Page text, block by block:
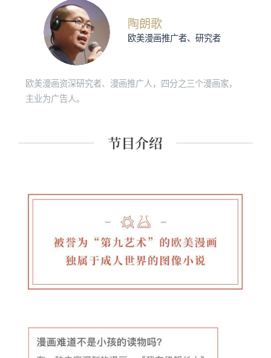
陶朗歌
欧美漫画推广者、研究者
欧美漫画资深研究者、漫画推广人，四分之三个漫画家，
主业为广告人。